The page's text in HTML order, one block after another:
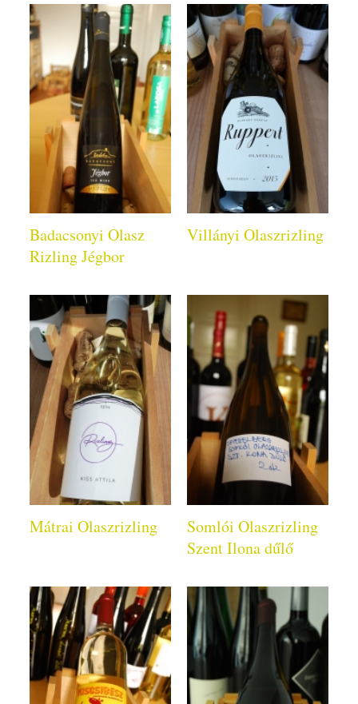
Badacsonyi Olasz
Rizling Jégbor
Villányi Olaszrizling
Mátrai Olaszrizling
Somlói Olaszrizling
Szent Ilona dűlő